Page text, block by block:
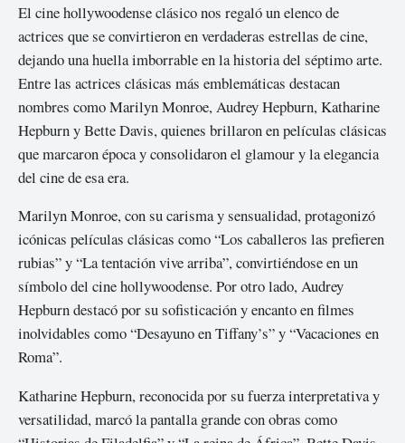
El cine hollywoodense clásico nos regaló un elenco de
actrices que se convirtieron en verdaderas estrellas de cine,
dejando una huella imborrable en la historia del séptimo arte.
Entre las actrices clásicas más emblemáticas destacan
nombres como Marilyn Monroe, Audrey Hepburn, Katharine
Hepburn y Bette Davis, quienes brillaron en películas clásicas
que marcaron época y consolidaron el glamour y la elegancia
del cine de esa era.
Marilyn Monroe, con su carisma y sensualidad, protagonizó
icónicas películas clásicas como “Los caballeros las prefieren
rubias” y “La tentación vive arriba”, convirtiéndose en un
símbolo del cine hollywoodense. Por otro lado, Audrey
Hepburn destacó por su sofisticación y encanto en filmes
inolvidables como “Desayuno en Tiffany’s” y “Vacaciones en
Roma”.
Katharine Hepburn, reconocida por su fuerza interpretativa y
versatilidad, marcó la pantalla grande con obras como